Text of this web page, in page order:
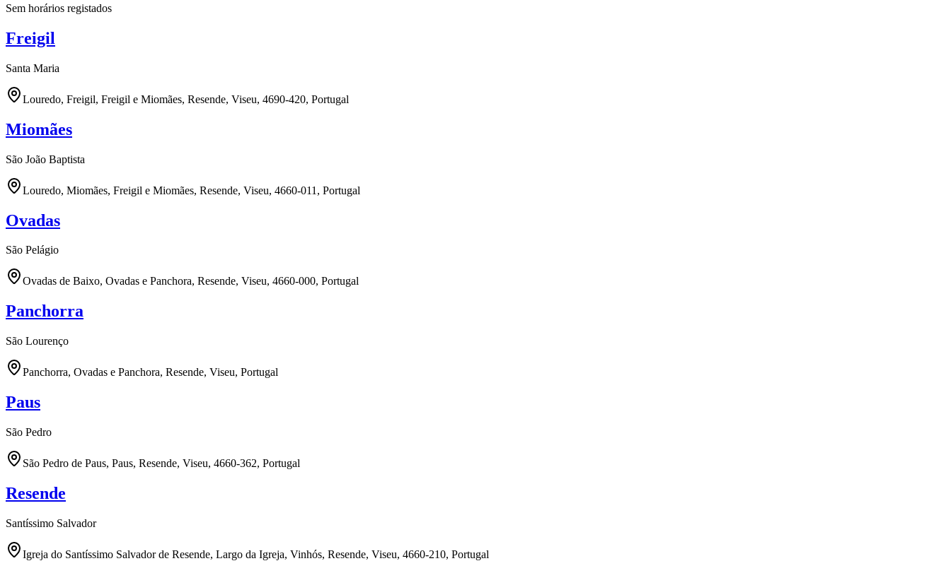
Sem horários registados
Freigil
Santa Maria
Louredo, Freigil, Freigil e Miomães, Resende, Viseu, 4690-420, Portugal
Miomães
São João Baptista
Louredo, Miomães, Freigil e Miomães, Resende, Viseu, 4660-011, Portugal
Ovadas
São Pelágio
Ovadas de Baixo, Ovadas e Panchora, Resende, Viseu, 4660-000, Portugal
Panchorra
São Lourenço
Panchorra, Ovadas e Panchora, Resende, Viseu, Portugal
Paus
São Pedro
São Pedro de Paus, Paus, Resende, Viseu, 4660-362, Portugal
Resende
Santíssimo Salvador
Igreja do Santíssimo Salvador de Resende, Largo da Igreja, Vinhós, Resende, Viseu, 4660-210, Portugal